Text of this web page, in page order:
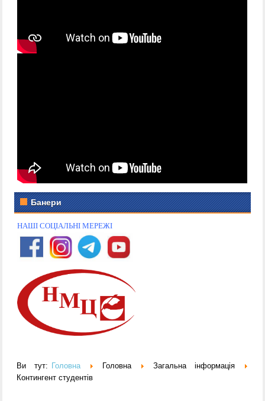
Банери
НАШІ СОЦІАЛЬНІ МЕРЕЖІ
Ви тут: Головна Головна
Загальна інформація
Контингент студентів